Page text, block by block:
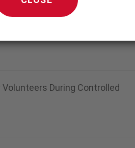
a comparison between
During Controlled